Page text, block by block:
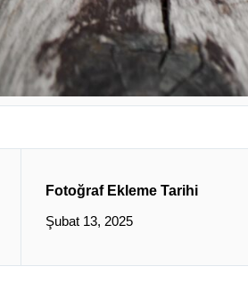
Fotoğraf Ekleme Tarihi
Şubat 13, 2025